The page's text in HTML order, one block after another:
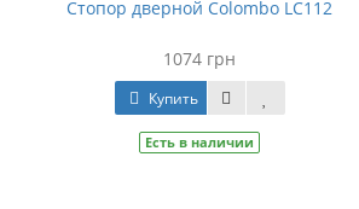
Стопор дверной Colombo LC112
1074 грн
Купить
Есть в наличии